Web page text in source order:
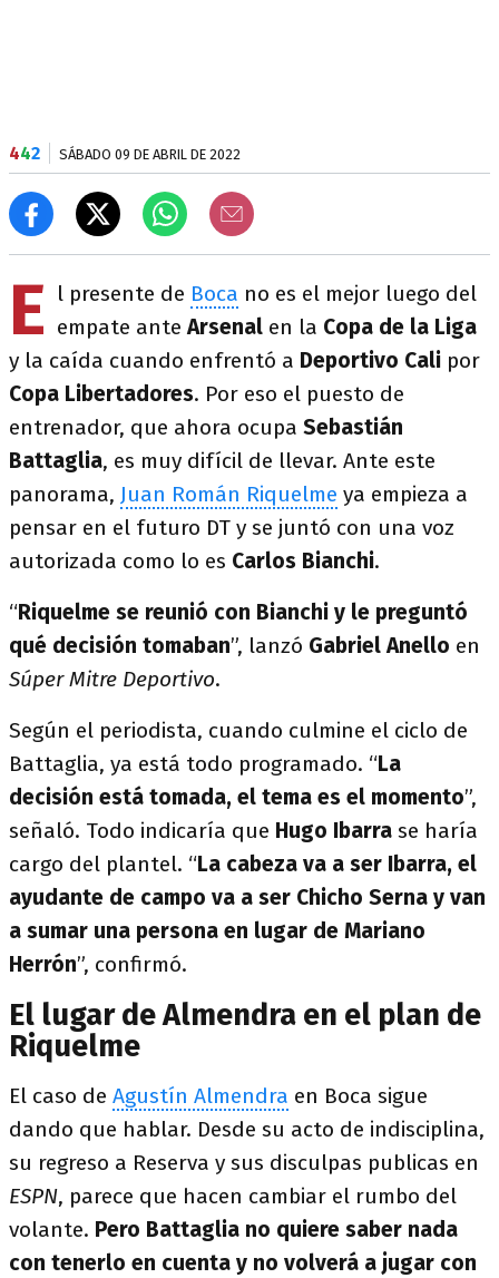
442 SÁBADO 09 DE ABRIL DE 2022
E l presente de Boca no es el mejor luego del
empate anteArsenal en la Copa de la Liga
y la caída cuando enfrentó a Deportivo Cali por
Copa Libertadores. Por eso el puesto de
entrenador, que ahora ocupa Sebastián
Battaglia, es muy difícil de llevar. Ante este
panorama, Juan Román Riquelme ya empieza a
pensar en el futuro DT y se juntó con una voz
autorizada como lo es Carlos Bianchi.
“Riquelme se reunió con Bianchi y le preguntó
qué decisión tomaban”, lanzó Gabriel Anello en
Súper Mitre Deportivo.
Según el periodista, cuando culmine el ciclo de
Battaglia, ya está todo programado. “La
decisión está tomada, el tema es el momento”,
señaló. Todo indicaría que Hugo Ibarra se haría
cargo del plantel. “La cabeza va a ser Ibarra, el
ayudante de campo va a ser Chicho Serna y van
a sumar una persona en lugar de Mariano
Herrón”, confirmó.
El lugar de Almendra en el plan de
Riquelme
El caso de Agustín Almendra en Boca sigue
dando que hablar. Desde su acto de indisciplina,
su regreso a Reserva y sus disculpas publicas en
ESPN, parece que hacen cambiar el rumbo del
volante. Pero Battaglia no quiere saber nada
con tenerlo en cuenta y no volverá a jugar con